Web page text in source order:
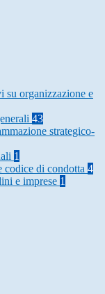
su organizzazione e
43
strategico-
1
codice di condotta 4
e imprese 1